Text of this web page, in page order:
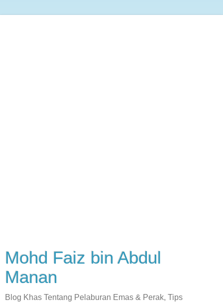
Mohd Faiz bin Abdul
Manan
Blog Khas Tentang Pelaburan Emas & Perak, Tips